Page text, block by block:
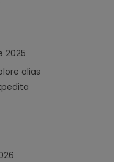
2025
alias